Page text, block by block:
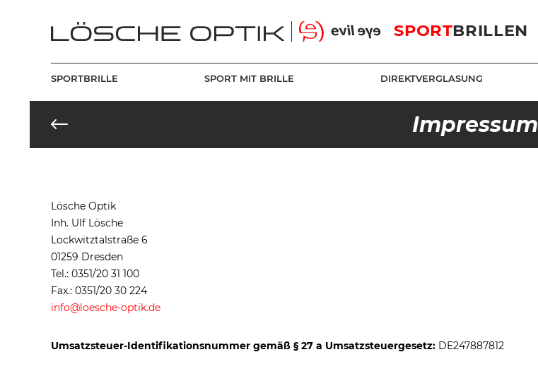
SPORTBRILLEN
SPORTBRILLE SPORT MIT BRILLE DIREKTVERGLASUNG
Impressum
Lösche Optik
Inh. Ulf Lösche
Lockwitztalstraße 6
01259 Dresden
Tel.: 0351/20 31 100
Fax.: 0351/20 30 224
info@loesche-optik.de
Umsatzsteuer-Identifikationsnummer gemäß § 27 a Umsatzsteuergesetz: DE247887812